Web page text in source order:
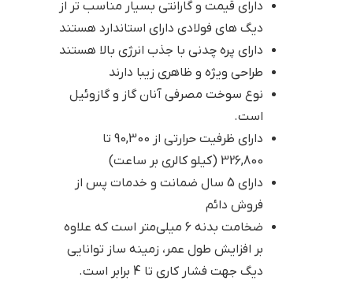
دارای قیمت و گارانتی بسیار مناسب تر از
دیگ های فولادی دارای استاندارد هستند
دارای پره چدنی با جذب انرژی بالا هستند
طراحی ویژه و ظاهری زیبا دارند
نوع سوخت مصرفی آنان گاز و گازوئیل
است.
دارای ظرفیت حرارتی از 90,300 تا
326,800 (کیلو کالری بر ساعت)
دارای 5 سال ضمانت و خدمات پس از
فروش دائم
ضخامت بدنه 6 میلی‌متر است که علاوه
بر افزایش طول عمر، زمینه ساز توانایی
دیگ جهت فشار کاری تا 4 برابر است.